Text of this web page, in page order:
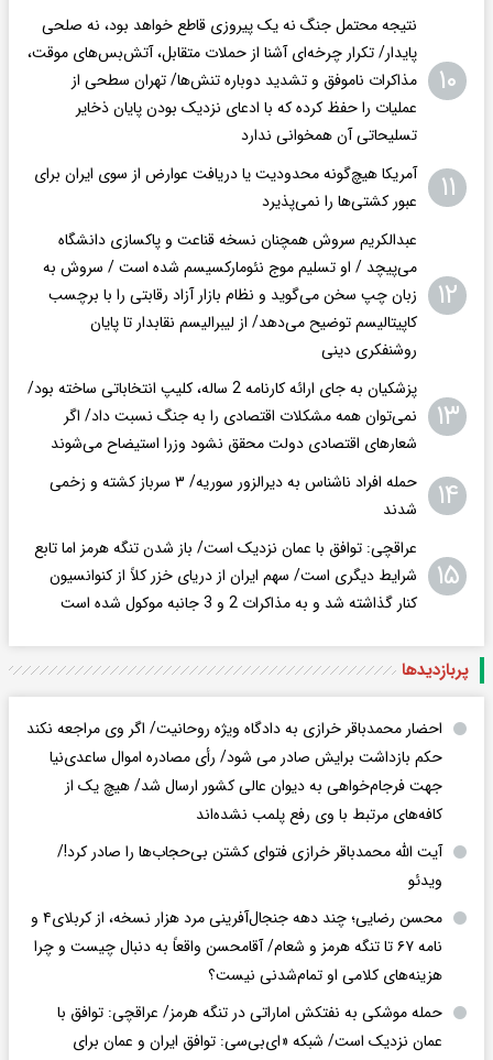
۱۰
نتیجه محتمل جنگ نه یک پیروزی قاطع خواهد بود، نه صلحی
پایدار/ تکرار چرخه‌ای آشنا از حملات متقابل، آتش‌بس‌های موقت،
مذاکرات ناموفق و تشدید دوباره تنش‌ها/ تهران سطحی از
عملیات را حفظ کرده که با ادعای نزدیک بودن پایان ذخایر
تسلیحاتی آن همخوانی ندارد
۱۱
آمریکا هیچ‌گونه محدودیت یا دریافت عوارض از سوی ایران برای
عبور کشتی‌ها را نمی‌پذیرد
۱۲
عبدالکریم سروش همچنان نسخه قناعت و پاکسازی دانشگاه
می‌پیچد / او تسلیم موج نئومارکسیسم شده است / سروش به
زبان چپ سخن می‌گوید و نظام بازار آزاد رقابتی را با برچسب
کاپیتالیسم توضیح می‌دهد/ از لیبرالیسم نقابدار تا پایان
روشنفکری دینی
۱۳
پزشکیان به جای ارائه کارنامه 2 ساله، کلیپ انتخاباتی ساخته بود/
نمی‌توان همه مشکلات اقتصادی را به جنگ نسبت داد/ اگر
شعار‌های اقتصادی دولت محقق نشود وزرا استیضاح می‌شوند
۱۴
حمله افراد ناشناس به دیرالزور سوریه/ ۳ سرباز کشته و زخمی
شدند
۱۵
عراقچی: توافق با عمان نزدیک است/ باز شدن تنگه هرمز اما تابع
شرایط دیگری است/ سهم ایران از دریای خزر کلاً از کنوانسیون
کنار گذاشته شد و به مذاکرات 2 و 3 جانبه موکول شده است
پربازدید‌ها
احضار محمدباقر خرازی به دادگاه ویژه روحانیت/ اگر وی مراجعه نکند
حکم بازداشت برایش صادر می شود/ رأی مصادره اموال ساعدی‌نیا
جهت فرجام‌خواهی به دیوان عالی کشور ارسال شد/ هیچ یک از
کافه‌های مرتبط با وی رفع پلمب نشده‌اند
آیت الله محمدباقر خرازی فتوای کشتن بی‌حجاب‌ها را صادر کرد!/
ویدئو
محسن رضایی؛ چند دهه جنجال‌آفرینی مرد هزار نسخه، از کربلای۴ و
نامه ۶۷ تا تنگه هرمز و شعام/ آقا‌محسن واقعاً به دنبال چیست و چرا
هزینه‌های کلامی او تمام‌شدنی نیست؟
حمله موشکی به نفتکش اماراتی در تنگه هرمز/ عراقچی: توافق با
عمان نزدیک است/ شبکه «ای‌بی‌سی: توافق ایران و عمان برای